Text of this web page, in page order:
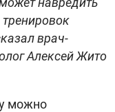
врач-
Алексей Жито
можно